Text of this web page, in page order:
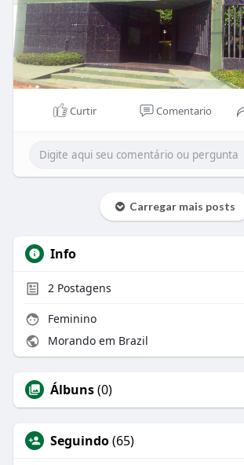
Curtir Comentario
Carregar mais posts
Info
2Postagens
Feminino
Morando em Brazil
Álbuns(0)
Seguindo(65)